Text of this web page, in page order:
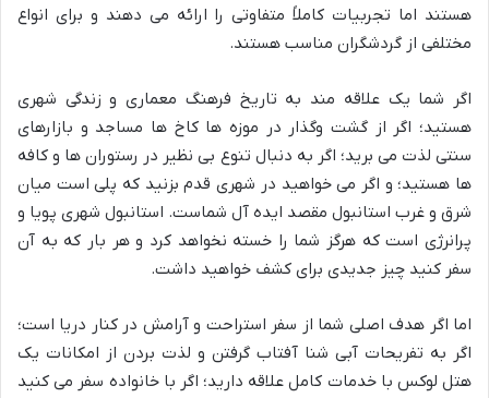
هستند اما تجربیات کاملاً متفاوتی را ارائه می دهند و برای انواع
مختلفی از گردشگران مناسب هستند.
اگر شما یک علاقه مند به تاریخ فرهنگ معماری و زندگی شهری
هستید؛ اگر از گشت وگذار در موزه ها کاخ ها مساجد و بازارهای
سنتی لذت می برید؛ اگر به دنبال تنوع بی نظیر در رستوران ها و کافه
ها هستید؛ و اگر می خواهید در شهری قدم بزنید که پلی است میان
شرق و غرب استانبول مقصد ایده آل شماست. استانبول شهری پویا و
پرانرژی است که هرگز شما را خسته نخواهد کرد و هر بار که به آن
سفر کنید چیز جدیدی برای کشف خواهید داشت.
اما اگر هدف اصلی شما از سفر استراحت و آرامش در کنار دریا است؛
اگر به تفریحات آبی شنا آفتاب گرفتن و لذت بردن از امکانات یک
هتل لوکس با خدمات کامل علاقه دارید؛ اگر با خانواده سفر می کنید